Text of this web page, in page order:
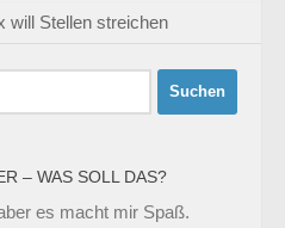
will Stellen streichen
– WAS SOLL DAS?
es macht mir Spaß.